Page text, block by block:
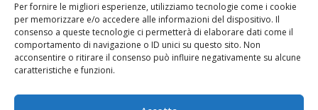
Per fornire le migliori esperienze, utilizziamo tecnologie come i cookie
per memorizzare e/o accedere alle informazioni del dispositivo. Il
consenso a queste tecnologie ci permetterà di elaborare dati come il
comportamento di navigazione o ID unici su questo sito. Non
acconsentire o ritirare il consenso può influire negativamente su alcune
caratteristiche e funzioni.
Vaccini SOS Pediatra